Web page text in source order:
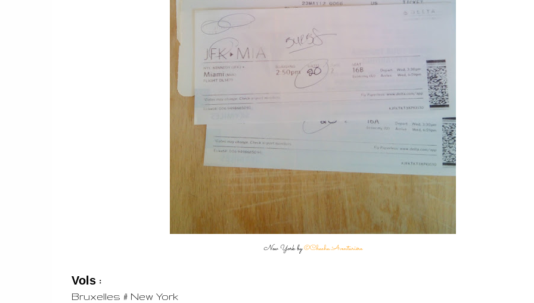
New York by©Chacha Aventurière
Vols:
Bruxelles # New York